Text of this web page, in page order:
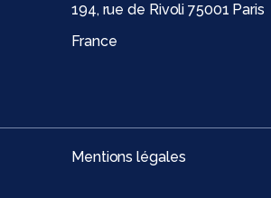
194, rue de Rivoli 75001 Paris
France
Mentions légales